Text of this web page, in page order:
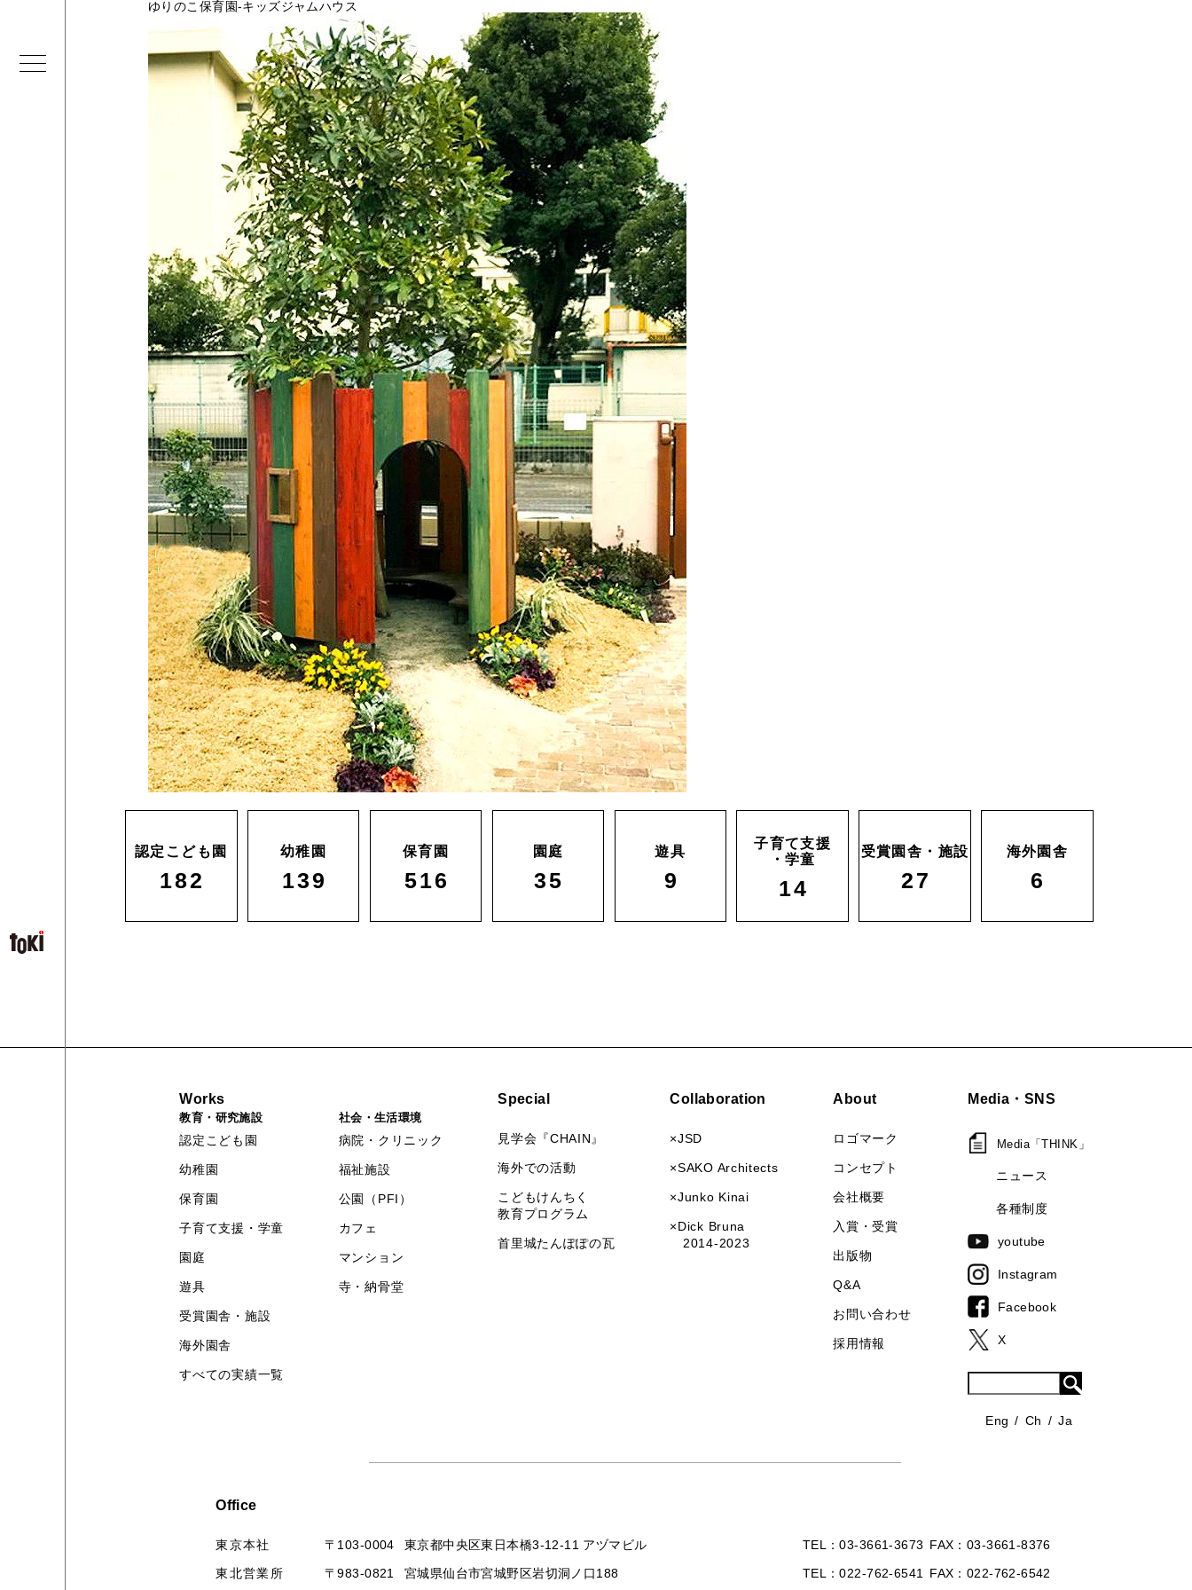
ゆりのこ保育園-キッズジャムハウス
認定こども園
182
幼稚園
139
保育園
516
園庭
35
遊具
9
子育て支援
・学童
14
受賞園舎・施設
27
海外園舎
6
Works
教育・研究施設
認定こども園
幼稚園
保育園
子育て支援・学童
園庭
遊具
受賞園舎・施設
海外園舎
すべての実績一覧
社会・生活環境
病院・クリニック
福祉施設
公園（PFI）
カフェ
マンション
寺・納骨堂
Special
見学会『CHAIN』
海外での活動
こどもけんちく
教育プログラム
首里城たんぽぽの瓦
Collaboration
×JSD
×SAKO Architects
×Junko Kinai
×Dick Bruna
2014-2023
About
ロゴマーク
コンセプト
会社概要
入賞・受賞
出版物
Q&A
お問い合わせ
採用情報
Media・SNS
Media「THINK」
ニュース
各種制度
youtube
Instagram
Facebook
X
Eng Ch Ja
Office
東京本社 〒103-0004 東京都中央区東日本橋3-12-11 アヅマビル TEL 03-3661-3673 FAX 03-3661-8376
東北営業所 〒983-0821 宮城県仙台市宮城野区岩切洞ノ口188 TEL 022-762-6541 FAX 022-762-6542